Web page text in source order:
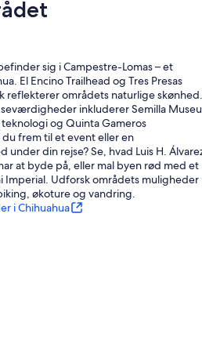
sig i Campestre-Lomas – et
El Encino Trailhead og Tres Presas
reflekterer områdets naturlige skønhed.
inkluderer Semilla
og Quinta Gameros
frem til et event eller en
under din rejse? Se, hvad Luis H.
at byde på, eller mal byen rød med et
Imperial. Udforsk områdets muligheder
økoture og vandring.
i Chihuahua